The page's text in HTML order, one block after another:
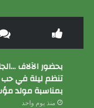
بحضور الآلاف
تنظم ليلة في
بمناسبة مولد
منذ يوم واحد